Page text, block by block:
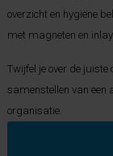
overzicht en hygiëne
met magneten en
Twijfel je over de
samenstellen van een
organisatie.